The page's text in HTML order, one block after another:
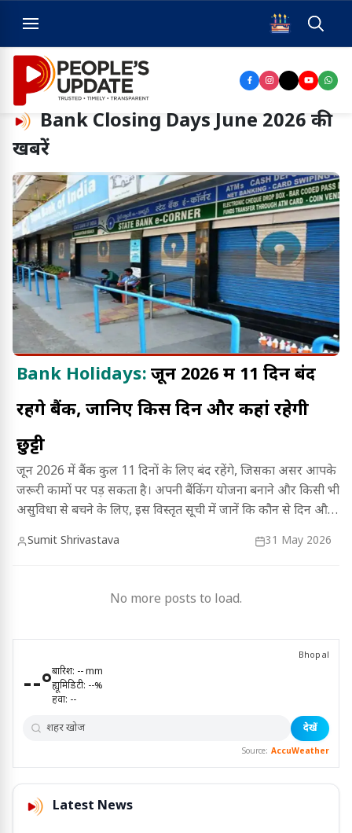
Bank Closing Days June 2026 की
खबरें
Bank Holidays: जून 2026 में 11 दिन बंद
रहेंगे बैंक, जानिए किस दिन और कहां रहेगी
छुट्टी
जून 2026 में बैंक कुल 11 दिनों के लिए बंद रहेंगे, जिसका असर आपके
जरूरी कामों पर पड़ सकता है। अपनी बैंकिंग योजना बनाने और किसी भी
असुविधा से बचने के लिए, इस विस्तृत सूची में जानें कि कौन से दिन और
Sumit Shrivastava 31 May 2026
No more posts to load.
Bhopal
--°बारिश: --mm
ह्यूमिडिटी: --%
हवा: --
देखें
Source: AccuWeather
Latest News